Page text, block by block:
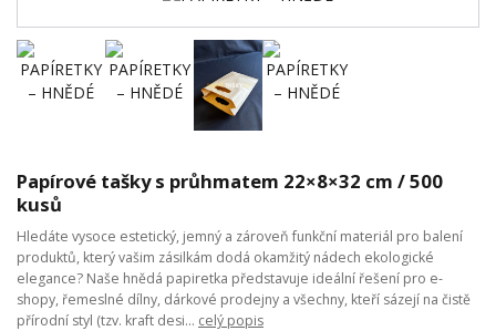
Papírové tašky s průhmatem 22×8×32 cm / 500
kusů
Hledáte vysoce estetický, jemný a zároveň funkční materiál pro balení
produktů, který vašim zásilkám dodá okamžitý nádech ekologické
elegance? Naše hnědá papiretka představuje ideální řešení pro e-
shopy, řemeslné dílny, dárkové prodejny a všechny, kteří sázejí na čistě
přírodní styl (tzv. kraft desi... celý popis